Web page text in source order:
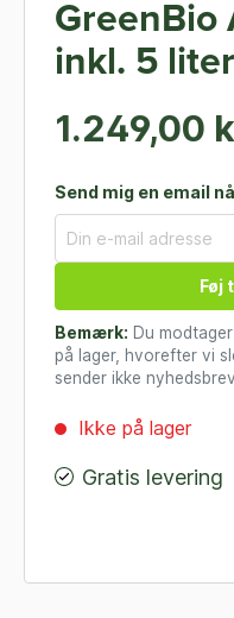
GreenBio
inkl. 5
1.249,00
Send mig en email
Føj
Bemærk: Du
på lager, hvorefter vi
sender ikke
Ikke på lager
Gratis levering